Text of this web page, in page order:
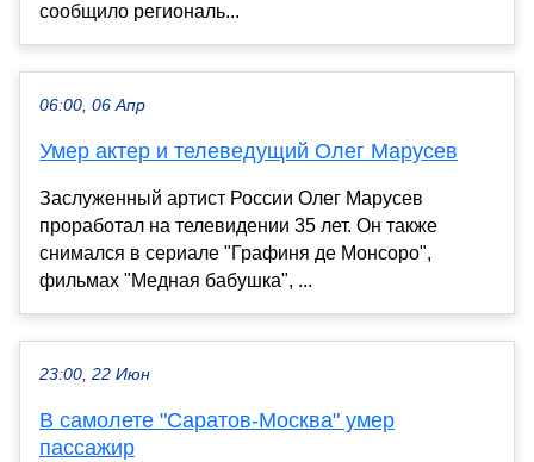
сообщило региональ...
06:00, 06 Апр
Умер актер и телеведущий Олег Марусев
Заслуженный артист России Олег Марусев
проработал на телевидении 35 лет. Он также
снимался в сериале "Графиня де Монсоро",
фильмах "Медная бабушка", ...
23:00, 22 Июн
В самолете "Саратов-Москва" умер
пассажир